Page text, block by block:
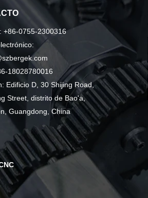
+86-0755-2300316
18028780016
Edificio D, 30 Shijing Road,
Street, distrito de Bao'a,
Guangdong, China